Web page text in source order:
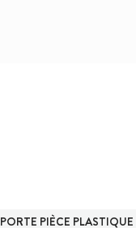
PIÈCE PLASTIQUE